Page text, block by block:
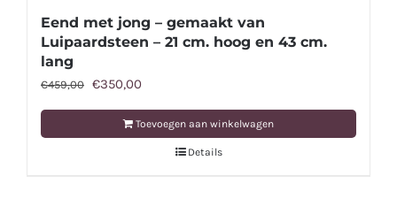
Eend met jong – gemaakt van
Luipaardsteen – 21 cm. hoog en 43 cm.
lang
€459,00 Oorspronkelijke
prijs
€350,00
prijs
is:
€350,00.
Toevoegen aan winkelwagen
Details